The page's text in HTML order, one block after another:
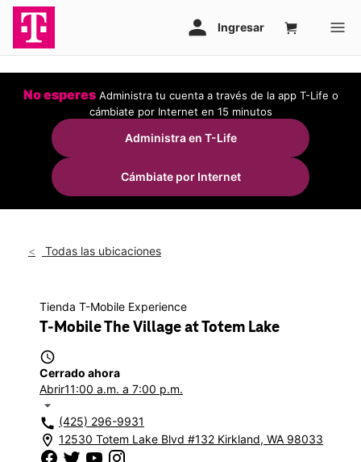
No esperes Administra tu cuenta a través de la app T-Life o
cámbiate por Internet en 15 minutos
Administra en T-Life
Cámbiate por Internet
Todas las ubicaciones
Tienda T-Mobile Experience
T-Mobile The Village at Totem Lake
access_time
Cerrado ahora
Abrir11:00 a.m. a 7:00 p.m.
arrow_drop_down
call (425) 296-9931
location_on 12530 Totem Lake Blvd #132 Kirkland, WA 98033